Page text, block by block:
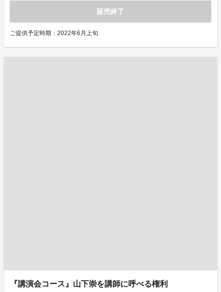
販売終了
ご提供予定時期：2022年6月上旬
『講演会コース』山下崇を講師に呼べる権利